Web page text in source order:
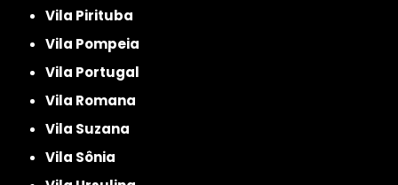
Vila Pirituba
Vila Pompeia
Vila Portugal
Vila Romana
Vila Suzana
Vila Sônia